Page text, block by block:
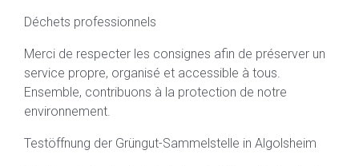
Déchets professionnels
Merci de respecter les consignes afin de préserver un
service propre, organisé et accessible à tous.
Ensemble, contribuons à la protection de notre
environnement.
Testöffnung der Grüngut-Sammelstelle in Algolsheim